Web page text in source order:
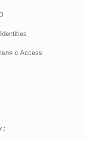
с Access